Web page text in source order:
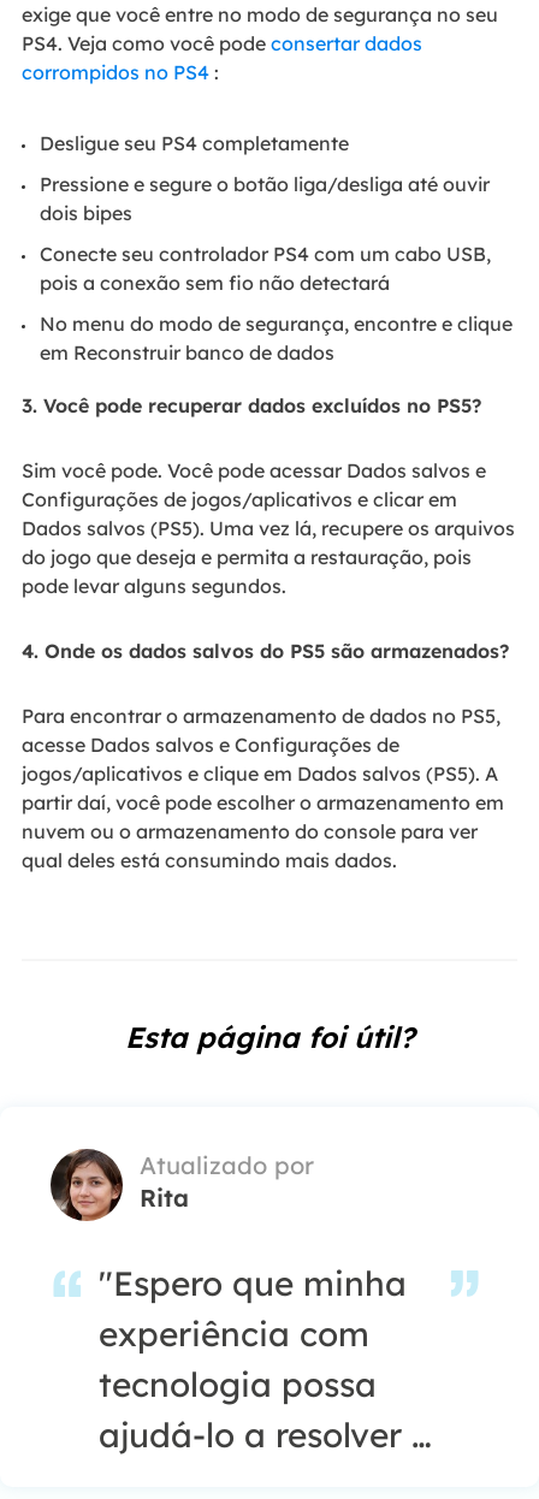
exige que você entre no modo de segurança no seu
PS4. Veja como você pode consertar dados
corrompidos no PS4:
Desligue seu PS4 completamente
Pressione e segure o botão liga/desliga até ouvir
dois bipes
Conecte seu controlador PS4 com um cabo USB,
pois a conexão sem fio não detectará
No menu do modo de segurança, encontre e clique
em Reconstruir banco de dados
3. Você pode recuperar dados excluídos no PS5?
Sim você pode. Você pode acessar Dados salvos e
Configurações de jogos/aplicativos e clicar em
Dados salvos (PS5). Uma vez lá, recupere os arquivos
do jogo que deseja e permita a restauração, pois
pode levar alguns segundos.
4. Onde os dados salvos do PS5 são armazenados?
Para encontrar o armazenamento de dados no PS5,
acesse Dados salvos e Configurações de
jogos/aplicativos e clique em Dados salvos (PS5). A
partir daí, você pode escolher o armazenamento em
nuvem ou o armazenamento do console para ver
qual deles está consumindo mais dados.
Esta página foi útil?
Atualizado por
Rita
"Espero que minha
experiência com
tecnologia possa
ajudá-lo a resolver a